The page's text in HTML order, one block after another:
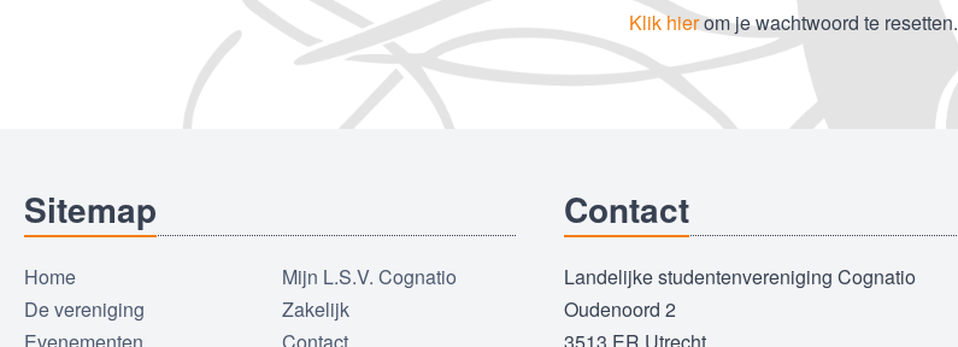
Klik hierom je wachtwoord te resetten.
Sitemap
Home
De vereniging
Mijn L.S.V. Cognatio
Zakelijk
Contact
Landelijke studentenvereniging Cognatio
Oudenoord 2